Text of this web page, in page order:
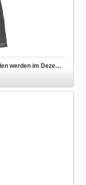
Damen T-Shirt V-Ausschnitt Echte Legenden werden im Dezember geboren